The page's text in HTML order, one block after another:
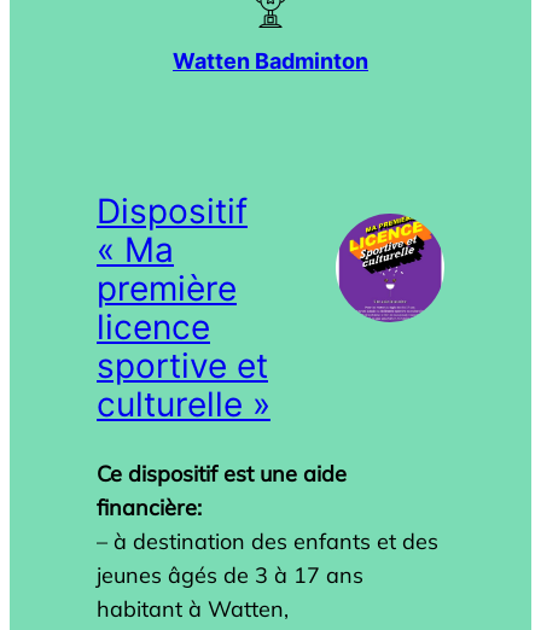
Watten Badminton
Dispositif
« Ma
première
licence
sportive et
culturelle »
Ce dispositif est une aide
financière:
– à destination des enfants et des
jeunes âgés de 3 à 17 ans
habitant à Watten,